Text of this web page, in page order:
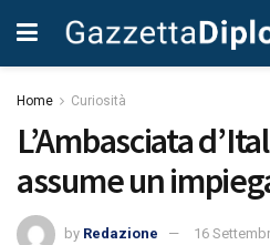
Home Curiosità
L’Ambasciata
assume un
by Redazione 16